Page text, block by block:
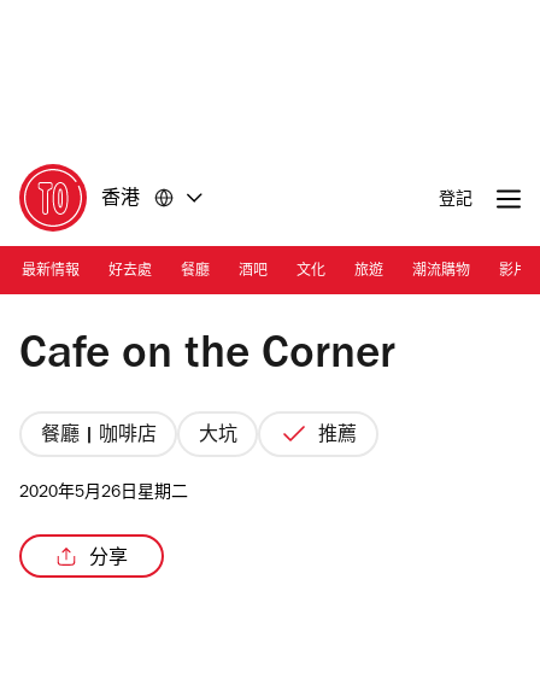
香港 登記
最新情報 好去處 餐廳 酒吧 文化 旅遊 潮流購物 影片
Photograph: Sam Evans
Cafe on the Corner
餐廳 | 咖啡店 大坑 推薦
2020年5月26日星期二
分享